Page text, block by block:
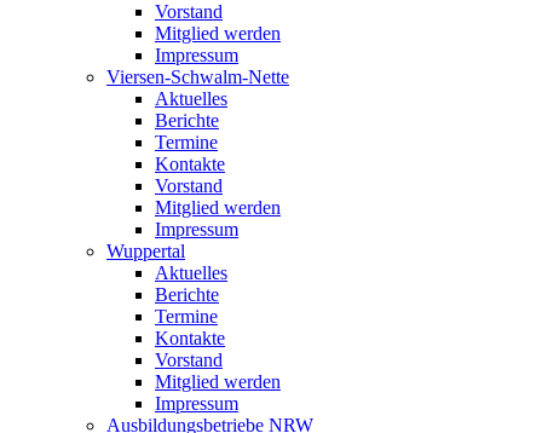
Vorstand
Mitglied werden
Impressum
Viersen-Schwalm-Nette
Aktuelles
Berichte
Termine
Kontakte
Vorstand
Mitglied werden
Impressum
Wuppertal
Aktuelles
Berichte
Termine
Kontakte
Vorstand
Mitglied werden
Impressum
Ausbildungsbetriebe NRW